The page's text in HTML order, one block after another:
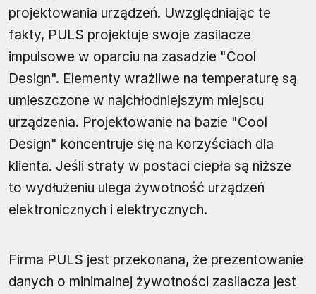
projektowania urządzeń. Uwzględniając te
fakty, PULS projektuje swoje zasilacze
impulsowe w oparciu na zasadzie "Cool
Design". Elementy wrażliwe na temperaturę są
umieszczone w najchłodniejszym miejscu
urządzenia. Projektowanie na bazie "Cool
Design" koncentruje się na korzyściach dla
klienta. Jeśli straty w postaci ciepła są niższe
to wydłużeniu ulega żywotność urządzeń
elektronicznych i elektrycznych.
Firma PULS jest przekonana, że prezentowanie
danych o minimalnej żywotności zasilacza jest